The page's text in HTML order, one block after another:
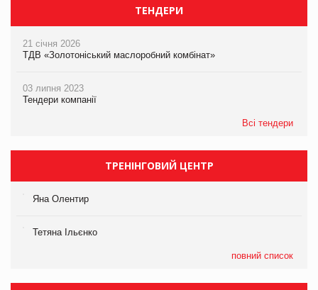
ТЕНДЕРИ
21 січня 2026
ТДВ «Золотоніський маслоробний комбінат»
03 липня 2023
Тендери компанії
Всі тендери
ТРЕНІНГОВИЙ ЦЕНТР
Яна Олентир
Тетяна Ільєнко
повний список